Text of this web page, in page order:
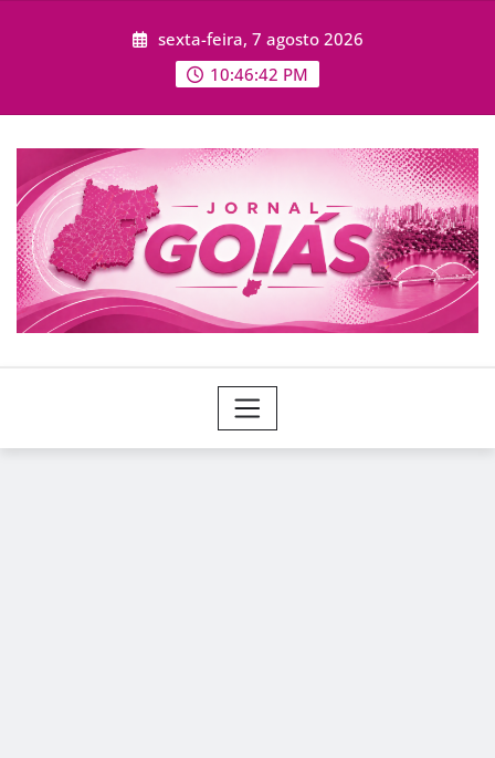
sexta-feira, 7 agosto 2026
10:46:44 PM